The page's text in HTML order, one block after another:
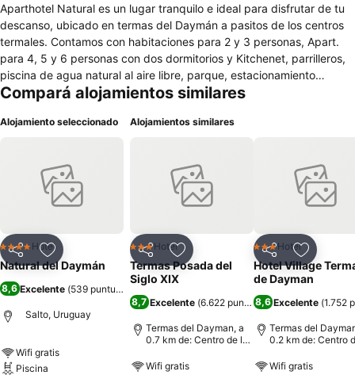
Aparthotel Natural es un lugar tranquilo e ideal para disfrutar de tu
descanso, ubicado en termas del Daymán a pasitos de los centros
termales. Contamos con habitaciones para 2 y 3 personas, Apart.
para 4, 5 y 6 personas con dos dormitorios y Kitchenet, parrilleros,
piscina de agua natural al aire libre, parque, estacionamiento
gratuito, WIFI gratuito en todo el complejo y cobertura médica las
batas, a su ves las las habitaciones cuentan con ropa de cama,
visitar y las distintas actividades que se realizan en la localidad.
Disfrutar está en tu elección!
Compará alojamientos similares
Alojamiento seleccionado
CompartirAñadir a favoritos
4 EstrellasHotel
Natural del Daymán
8,6Excelente (539 puntuaciones
Salto, Uruguay
Wifi gratis
Piscina
Alojamientos similares
CompartirAñadir a favoritos
3 Estrellas
Hotel
Termas Posada del
Siglo XIX
8,7 Excelente (6.622 puntuaciones)
Termas del Dayman, a
0.7 km de: Centro de la
Wifi gratis
CompartirAñadir
3 Estrellas
Hotel
Hotel Village
de Dayman
8,6 Excelente (1.752
Termas del
0.2 km de: Centro
Wifi gratis